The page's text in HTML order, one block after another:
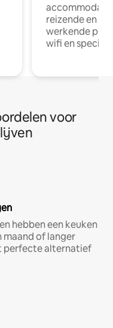
reizende en
werkende
wifi en
voor
hebben een keuken
maand of langer
perfecte alternatief